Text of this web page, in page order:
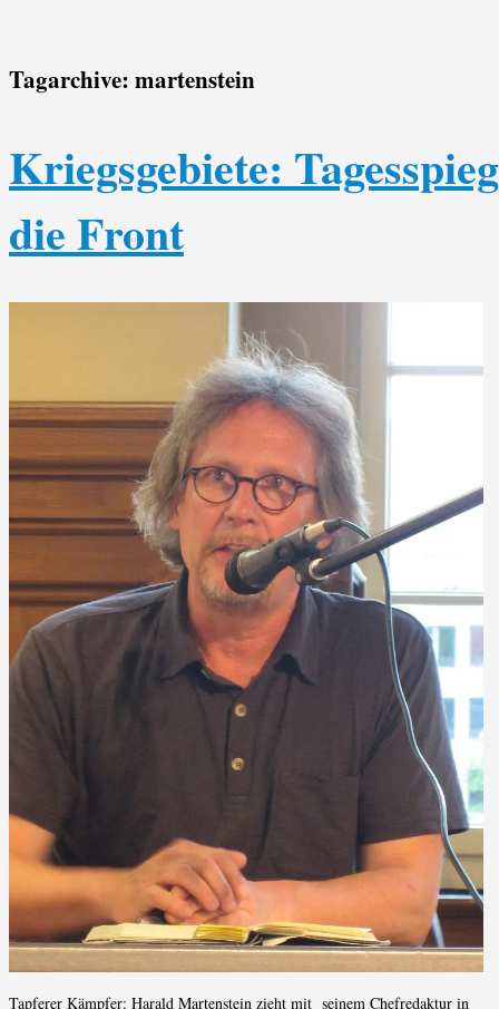
Tagarchive: martenstein
Kriegsgebiete:
die Front
Tapferer Kämpfer: Harald Martenstein zieht mit seinem Chefredaktur in